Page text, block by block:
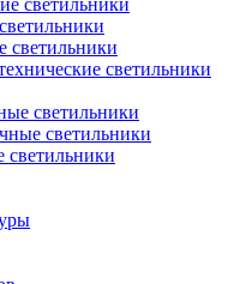
светильники
светильники
светильники
светильники
светильники